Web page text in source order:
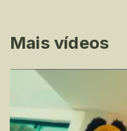
Mais vídeos